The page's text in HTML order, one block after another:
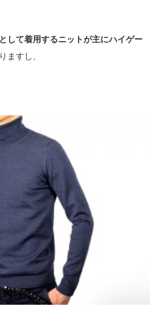
して着用するニットが主にハイゲー
ますし、